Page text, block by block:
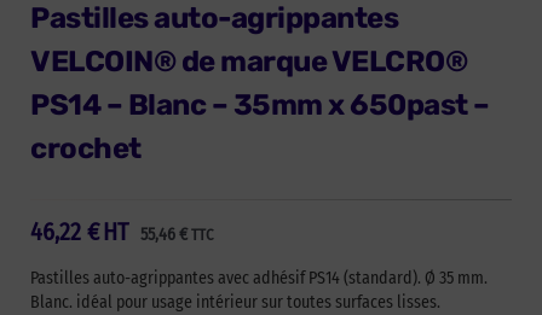
Pastilles auto-agrippantes
VELCOIN® de marque VELCRO®
PS14 – Blanc – 35mm x 650past –
crochet
46,22 € 55,46€ TTC
HT
Pastilles auto-agrippantes avec adhésif PS14 (standard). Ø 35 mm.
Blanc. idéal pour usage intérieur sur toutes surfaces lisses.